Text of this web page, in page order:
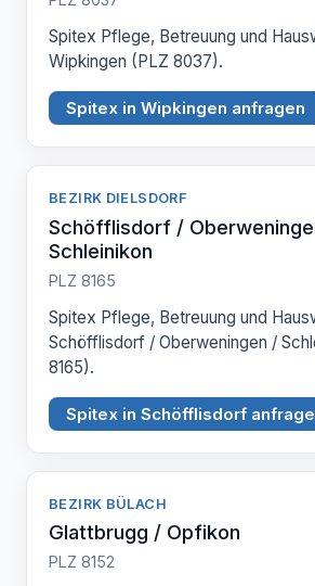
Spitex Pflege, Betreuung und
Wipkingen (PLZ 8037).
Spitex in Wipkingen anfragen
BEZIRK DIELSDORF
Schöfflisdorf /
Schleinikon
PLZ 8165
Spitex Pflege, Betreuung und
Schöfflisdorf / Oberweningen /
8165).
Spitex in Schöfflisdorf
BEZIRK BÜLACH
Glattbrugg / Opfikon
PLZ 8152